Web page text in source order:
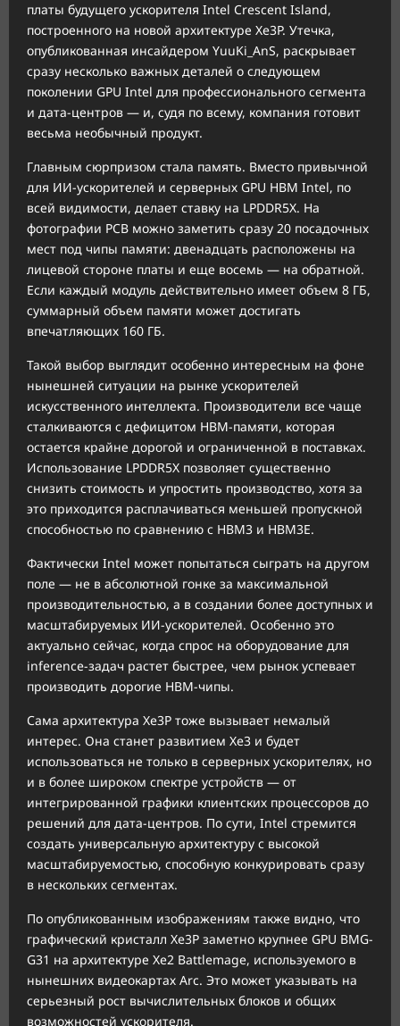
платы будущего ускорителя Intel Crescent Island,
построенного на новой архитектуре Xe3P. Утечка,
опубликованная инсайдером YuuKi_AnS, раскрывает
сразу несколько важных деталей о следующем
поколении GPU Intel для профессионального сегмента
и дата-центров — и, судя по всему, компания готовит
весьма необычный продукт.
Главным сюрпризом стала память. Вместо привычной
для ИИ-ускорителей и серверных GPU HBM Intel, по
всей видимости, делает ставку на LPDDR5X. На
фотографии PCB можно заметить сразу 20 посадочных
мест под чипы памяти: двенадцать расположены на
лицевой стороне платы и еще восемь — на обратной.
Если каждый модуль действительно имеет объем 8 ГБ,
суммарный объем памяти может достигать
впечатляющих 160 ГБ.
Такой выбор выглядит особенно интересным на фоне
нынешней ситуации на рынке ускорителей
искусственного интеллекта. Производители все чаще
сталкиваются с дефицитом HBM-памяти, которая
остается крайне дорогой и ограниченной в поставках.
Использование LPDDR5X позволяет существенно
снизить стоимость и упростить производство, хотя за
это приходится расплачиваться меньшей пропускной
способностью по сравнению с HBM3 и HBM3E.
Фактически Intel может попытаться сыграть на другом
поле — не в абсолютной гонке за максимальной
производительностью, а в создании более доступных и
масштабируемых ИИ-ускорителей. Особенно это
актуально сейчас, когда спрос на оборудование для
inference-задач растет быстрее, чем рынок успевает
производить дорогие HBM-чипы.
Сама архитектура Xe3P тоже вызывает немалый
интерес. Она станет развитием Xe3 и будет
использоваться не только в серверных ускорителях, но
и в более широком спектре устройств — от
интегрированной графики клиентских процессоров до
решений для дата-центров. По сути, Intel стремится
создать универсальную архитектуру с высокой
масштабируемостью, способную конкурировать сразу
в нескольких сегментах.
По опубликованным изображениям также видно, что
графический кристалл Xe3P заметно крупнее GPU BMG-
G31 на архитектуре Xe2 Battlemage, используемого в
нынешних видеокартах Arc. Это может указывать на
серьезный рост вычислительных блоков и общих
возможностей ускорителя.